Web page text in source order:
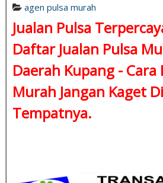
agen pulsa murah
Jualan Pulsa
Daftar Jualan Pulsa
Daerah Kupang - Cara
Murah Jangan Kaget
Tempatnya.